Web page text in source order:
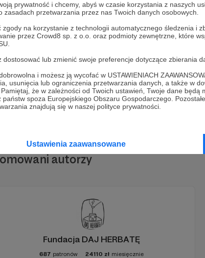
prywatność i chcemy, abyś w czasie korzystania z naszych
zasadach przetwarzania przez nas Twoich danych osobowych.
zgody na korzystanie z technologii automatycznego śledzenia i
przez Crowd8 sp. z o.o. oraz podmioty zewnętrzne, które
dostosować lub zmienić swoje preferencje dotyczące zbierania
i możesz ją wycofać w USTAWIENIACH
usunięcia lub ograniczenia przetwarzania danych, a także w
że w zależności od Twoich ustawień, Twoje dane
państw spoza Europejskiego Obszaru Gospodarczego.
znajdują się w naszej polityce prywatności.
Ustawienia zaawansowane
Dołącz do
Wesprzyj działalność AutoraMisja:
Zostań
autorzy
Fundacja DAJ HERBATĘ
687 patronów 24110 zł miesięcznie